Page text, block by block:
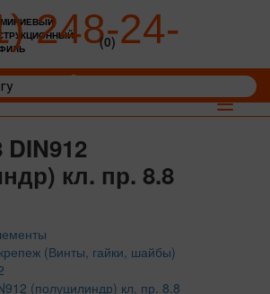
248-24-
(0)
Toggle
кл. пр. 8.8
(Винты, гайки, шайбы)
(полуцилиндр) кл. пр. 8.8